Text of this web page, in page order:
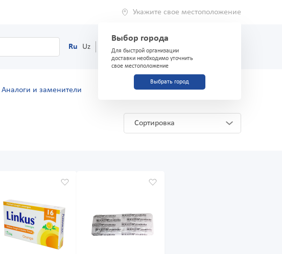
Укажите свое местоположение
Выбор города
Для быстрой организации
доставки необходимо уточнить
свое местоположение
Выбрать город
Ru Uz (71) 200-03-03
Аналоги и заменители
Сортировка